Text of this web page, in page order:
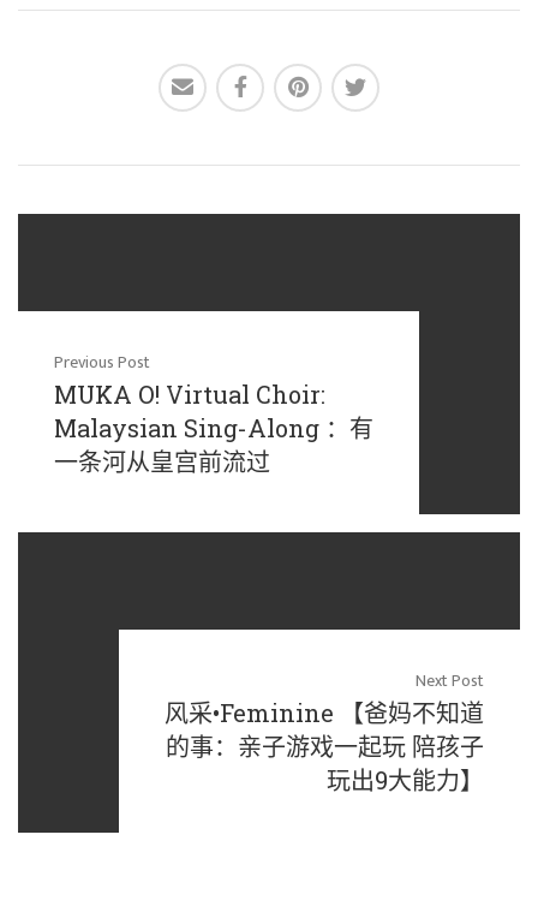
Previous Post
MUKA O! Virtual Choir:
Malaysian Sing-Along ：有
一条河从皇宫前流过
Next Post
风采•Feminine 【爸妈不知道
的事：亲子游戏一起玩 陪孩子
玩出9大能力】